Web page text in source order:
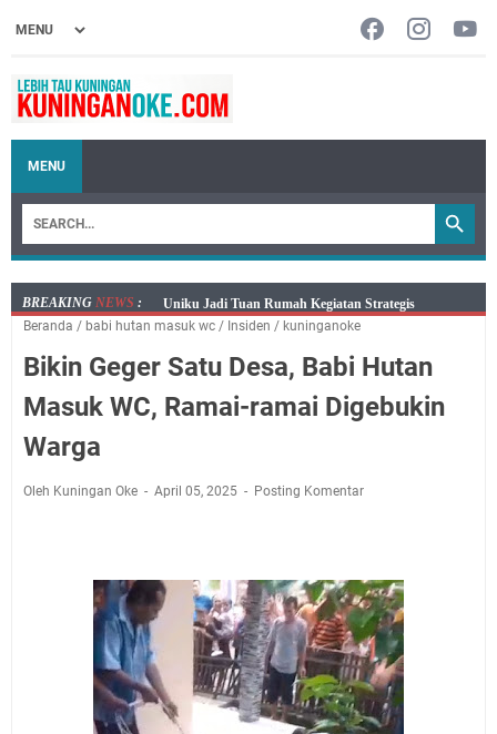
MENU
BREAKING NEWS :
Agenda Kegiatan Bupati Kuningan Kamis 6 Agustus
2026 Ada Tiga Acara
Kamis 6 Agustus 2026 Mobil Samling Ada di Alun-alun
Layanan Mobil Samsat Keliling Kuningan Kamis 6
Keterlambatan Berarti Kegagalan
Kuningan Kamis 6 Agustus 2026
Agenda Kegiatan Bupati, Wabup dan Sekda Kuningan
Rabu 5 Agustus 2026 Masing-masing Dua Acara
Ini Lokasi Samling Kuningan Rabu 5 Agustus 2026
Rabu 5 Agustus 2026 Mobil SIM Keliling Kuningan Ada
di Sini!
Beranda / babi hutan masuk wc / Insiden / kuninganoke
Bikin Geger Satu Desa, Babi Hutan
Masuk WC, Ramai-ramai Digebukin
Warga
Oleh Kuningan Oke April 05, 2025 Posting Komentar